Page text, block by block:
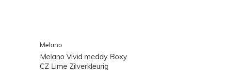
Melano
Melano Vivid meddy Boxy
CZ Lime Zilverkleurig